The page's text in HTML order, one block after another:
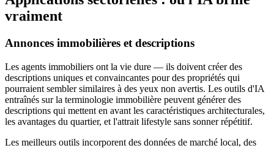
vraiment
Annonces immobilières et descriptions
Les agents immobiliers ont la vie dure — ils doivent créer des
descriptions uniques et convaincantes pour des propriétés qui
pourraient sembler similaires à des yeux non avertis. Les outils d'IA
entraînés sur la terminologie immobilière peuvent générer des
descriptions qui mettent en avant les caractéristiques architecturales,
les avantages du quartier, et l'attrait lifestyle sans sonner répétitif.
Les meilleurs outils incorporent des données de marché local, des